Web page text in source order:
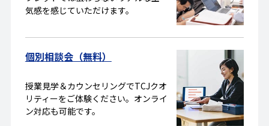
気感を感じていただけます。
個別相談会（無料）
授業見学＆カウンセリングでTCJクオ
リティーをご体験ください。オンライ
ン対応も可能です。